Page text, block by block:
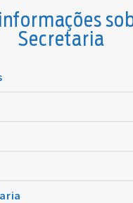
Secretaria